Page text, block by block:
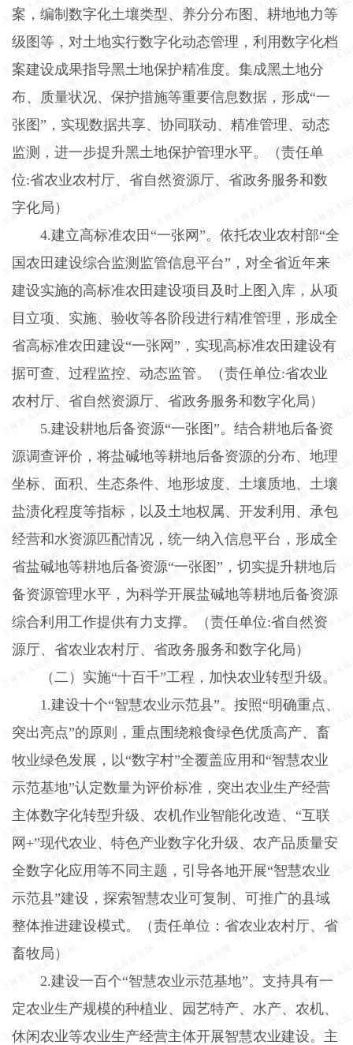
案，编制数字化土壤类型、养分分布图、耕地地力等
级图等，对土地实行数字化动态管理，利用数字化档
案建设成果指导黑土地保护精准度。集成黑土地分
布、质量状况、保护措施等重要信息数据，形成“一
张图”，实现数据共享、协同联动、精准管理、动态
监测，进一步提升黑土地保护管理水平。（责任单
位:省农业农村厅、省自然资源厅、省政务服务和数
字化局）
4.建立高标准农田“一张网”。依托农业农村部“全
国农田建设综合监测监管信息平台”，对全省近年来
建设实施的高标准农田建设项目及时上图入库，从项
目立项、实施、验收等各阶段进行精准管理，形成全
省高标准农田建设“一张网”，实现高标准农田建设有
据可查、过程监控、动态监管。（责任单位:省农业
农村厅、省自然资源厅、省政务服务和数字化局）
5.建设耕地后备资源“一张图”。结合耕地后备资
源调查评价，将盐碱地等耕地后备资源的分布、地理
坐标、面积、生态条件、地形坡度、土壤质地、土壤
盐渍化程度等指标，以及土地权属、开发利用、承包
经营和水资源匹配情况，统一纳入信息平台，形成全
省盐碱地等耕地后备资源“一张图”，切实提升耕地后
备资源管理水平，为科学开展盐碱地等耕地后备资源
综合利用工作提供有力支撑。（责任单位:省自然资
源厅、省农业农村厅、省政务服务和数字化局）
（二）实施“十百千”工程，加快农业转型升级。
1.建设十个“智慧农业示范县”。按照“明确重点、
突出亮点”的原则，重点围绕粮食绿色优质高产、畜
牧业绿色发展，以“数字村”全覆盖应用和“智慧农业
示范基地”认定数量为评价标准，突出农业生产经营
主体数字化转型升级、农机作业智能化改造、“互联
网 +”现代农业、特色产业数字化升级、农产品质量安
全数字化应用等不同主题，引导各地开展“智慧农业
示范县”建设，探索智慧农业可复制、可推广的县域
整体推进建设模式。（责任单位：省农业农村厅、省
畜牧局）
2.建设一百个“智慧农业示范基地”。支持具有一
定农业生产规模的种植业、园艺特产、水产、农机、
休闲农业等农业生产经营主体开展智慧农业建设。主